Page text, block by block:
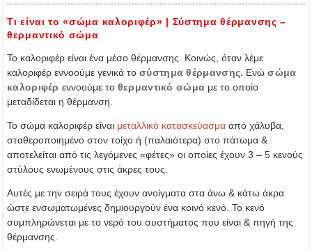
Τι είναι το «σώμα καλοριφέρ» | Σύστημα θέρμανσης –
θερμαντικό σώμα
Το καλοριφέρ είναι ένα μέσο θέρμανσης. Κοινώς, όταν λέμε
καλοριφέρ εννοούμε γενικά το σύστημα θέρμανσης. Ενώσώμα
καλοριφέρ εννοούμε το θερμαντικό σώμα με το οποίο
μεταδίδεται η θέρμανση.
Το σώμα καλοριφέρ είναι μεταλλικό κατασκεύασμα από χάλυβα,
σταθεροποιημένο στον τοίχο ή (παλαιότερα) στο πάτωμα &
αποτελείται από τις λεγόμενες «φέτες» οι οποίες έχουν 3 – 5 κενούς
στύλους ενωμένους στις άκρες τους.
Αυτές με την σειρά τους έχουν ανοίγματα στα άνω & κάτω άκρα
ώστε ενσωματωμένες δημιουργούν ένα κοινό κενό. Το κενό
συμπληρώνεται με το νερό του συστήματος που είναι & πηγή της
θέρμανσης.